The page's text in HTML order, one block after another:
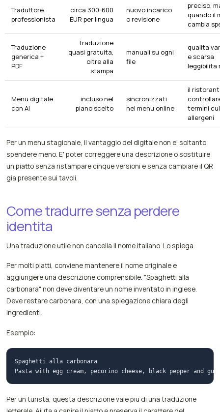
Traduttore
professionista
circa 300-600
EUR per lingua
nuovo incarico
o revisione
preciso,
quando il
cambia
Traduzione
generica +
PDF
traduzione
quasi gratuita,
oltre alla
stampa
manuali su ogni
file
qualita
e scarsa
leggibilita
Menu digitale
con AI
incluso nel
piano scelto
sincronizzati
nel menu online
il
termini
allergeni
Per un menu stagionale, il vantaggio del digitale non e' soltanto
spendere meno. E' poter correggere una descrizione o sostituire
un piatto senza ristampare cinque versioni e senza cambiare il QR
gia presente sui tavoli.
Come tradurre senza perdere
identita
Una traduzione utile non cancella il nome italiano. Lo spiega.
Per molti piatti, conviene mantenere il nome originale e
aggiungere una descrizione comprensibile. "Spaghetti alla
carbonara" non deve diventare un nome inventato in inglese.
Deve restare carbonara, con una spiegazione chiara degli
ingredienti.
Esempio:
Spaghetti alla carbonara
Per un turista, questa descrizione vale piu di una traduzione